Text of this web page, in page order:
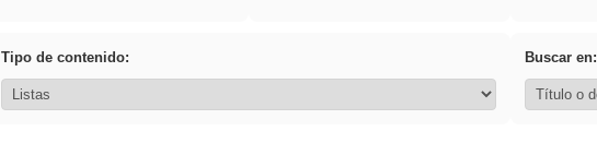
Tipo de contenido: Buscar en: